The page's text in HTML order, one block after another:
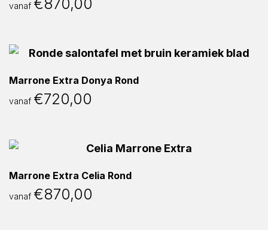
vanaf €870,00
Marrone Extra Donya Rond
vanaf €720,00
Marrone Extra Celia Rond
vanaf €870,00